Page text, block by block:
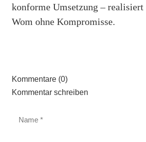
konforme Umsetzung – realisiert
Wom ohne Kompromisse.
Kommentare (0)
Kommentar schreiben